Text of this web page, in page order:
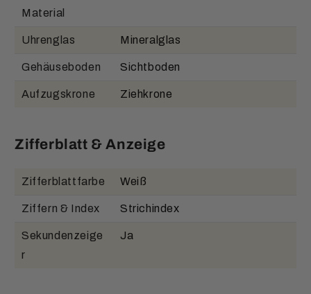
Material
Uhrenglas Mineralglas
Gehäuseboden Sichtboden
Aufzugskrone Ziehkrone
Zifferblatt & Anzeige
Zifferblattfarbe Weiß
Ziffern & Index Strichindex
Sekundenzeige
r
Ja